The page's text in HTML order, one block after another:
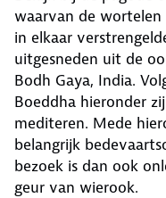
waarvan de
in elkaar
uitgesneden uit de
Bodh Gaya, India.
Boeddha hieronder
mediteren. Mede
belangrijk
bezoek is dan ook
geur van wierook.